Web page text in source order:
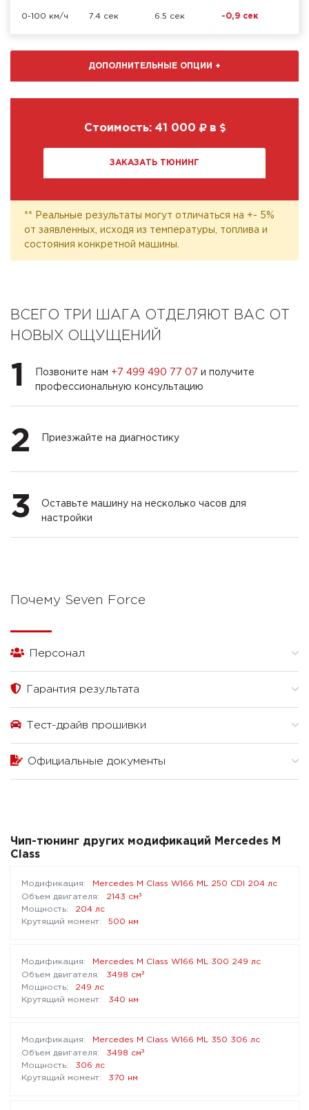
0-100 км/ч 7.4 сек 6.5 сек -0,9 сек
ДОПОЛНИТЕЛЬНЫЕ ОПЦИИ +
Стоимость: 41 000 в
ЗАКАЗАТЬ ТЮНИНГ
** Реальные результаты могут отличаться на +- 5%
от заявленных, исходя из температуры, топлива и
состояния конкретной машины.
ВСЕГО ТРИ ШАГА ОТДЕЛЯЮТ ВАС ОТ
НОВЫХ ОЩУЩЕНИЙ
1 Позвоните нам +7 499 490 77 07 и получите
профессиональную консультацию
2 Приезжайте на диагностику
3
Оставьте машину на несколько часов для
настройки
Почему Seven Force
Персонал
Гарантия результата
Тест-драйв прошивки
Официальные документы
Чип-тюнинг других модификаций Mercedes M
Class
Mercedes M Class W166 ML 250 CDI 204 лс
2143 см³
204 лс
500 нм
Mercedes M Class W166 ML 300 249 лс
3498 см³
249 лс
340 нм
Mercedes M Class W166 ML 350 306 лс
3498 см³
306 лс
370 нм